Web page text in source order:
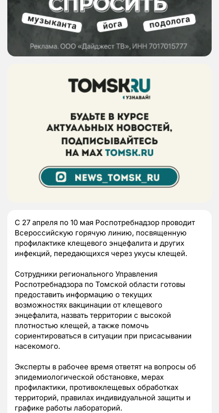
С 27 апреля по 10 мая Роспотребнадзор проводит
Всероссийскую горячую линию, посвященную
профилактике клещевого энцефалита и других
инфекций, передающихся через укусы клещей.
Сотрудники регионального Управления
Роспотребнадзора по Томской области готовы
предоставить информацию о текущих
возможностях вакцинации от клещевого
энцефалита, назвать территории с высокой
плотностью клещей, а также помочь
сориентироваться в ситуации при присасывании
насекомого.
Эксперты в рабочее время ответят на вопросы об
эпидемиологической обстановке, мерах
профилактики, противоклещевых обработках
территорий, правилах индивидуальной защиты и
графике работы лабораторий.